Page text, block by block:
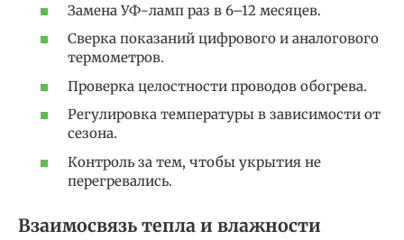
Замена УФ-ламп раз в 6–12 месяцев.
Сверка показаний цифрового и аналогового
термометров.
Проверка целостности проводов обогрева.
Регулировка температуры в зависимости от
сезона.
Контроль за тем, чтобы укрытия не
перегревались.
Взаимосвязь тепла и влажности